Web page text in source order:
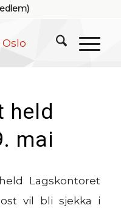
held
mai
Lagskontoret
vil bli sjekka i